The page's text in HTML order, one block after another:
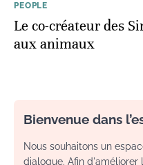
PEOPLE
Le co-créateur des
aux animaux
Bienvenue dans
Nous souhaitons un
dialogue. Afin d'améliorer